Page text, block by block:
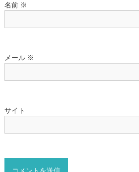
名前 ※
メール ※
サイト